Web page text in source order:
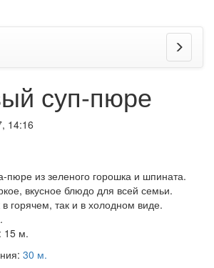
суп-пюре
14:16
пюре из зеленого горошка и шпината.
вкусное блюдо для всей семьи.
горячем, так и в холодном виде.
15 м.
30 м.